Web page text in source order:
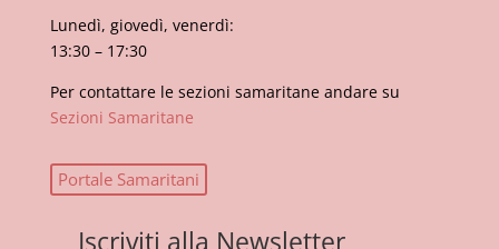
Lunedì, giovedì, venerdì:
13:30 – 17:30
Per contattare le sezioni samaritane andare su
Sezioni Samaritane
Portale Samaritani
Iscriviti alla Newsletter